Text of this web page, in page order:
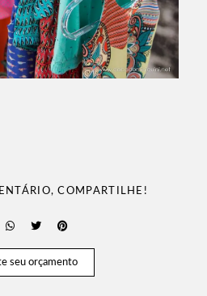
COMPARTILHE!
seu orçamento